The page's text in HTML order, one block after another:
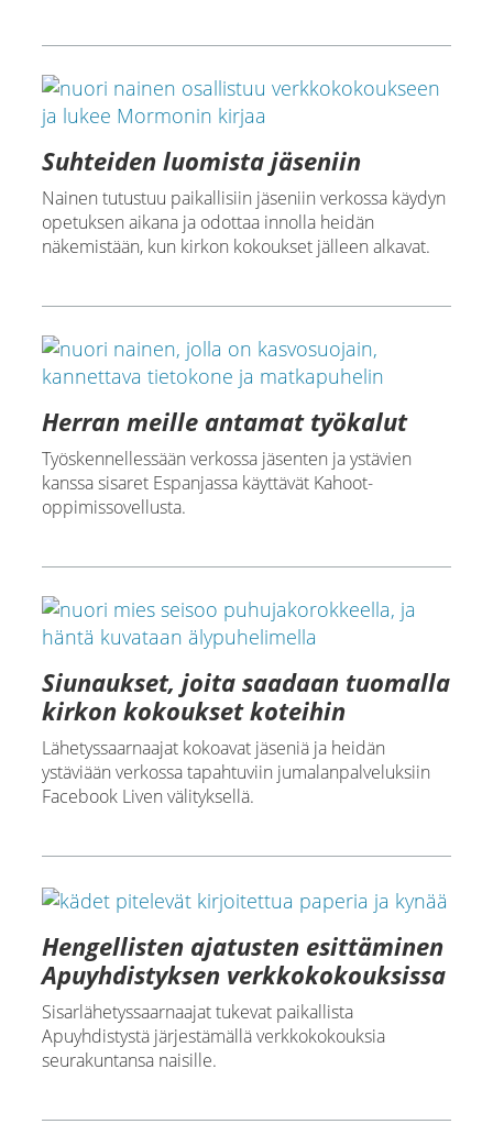
Suhteiden luomista jäseniin
Nainen tutustuu paikallisiin jäseniin verkossa käydyn
opetuksen aikana ja odottaa innolla heidän
näkemistään, kun kirkon kokoukset jälleen alkavat.
Herran meille antamat työkalut
Työskennellessään verkossa jäsenten ja ystävien
kanssa sisaret Espanjassa käyttävät Kahoot-
oppimissovellusta.
Siunaukset, joita saadaan tuomalla
kirkon kokoukset koteihin
Lähetyssaarnaajat kokoavat jäseniä ja heidän
ystäviään verkossa tapahtuviin jumalanpalveluksiin
Facebook Liven välityksellä.
Hengellisten ajatusten esittäminen
Apuyhdistyksen verkkokokouksissa
Sisarlähetyssaarnaajat tukevat paikallista
Apuyhdistystä järjestämällä verkkokokouksia
seurakuntansa naisille.